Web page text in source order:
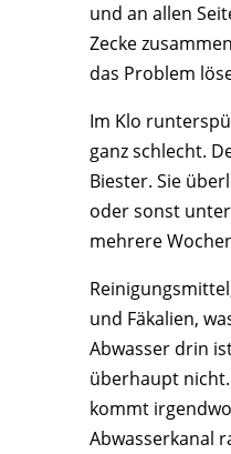
und an allen
Zecke
das Problem
Im Klo
ganz schlecht.
Biester. Sie
oder sonst
mehrere
und Fäkalien,
Abwasser drin
überhaupt
kommt
Abwasserkanal